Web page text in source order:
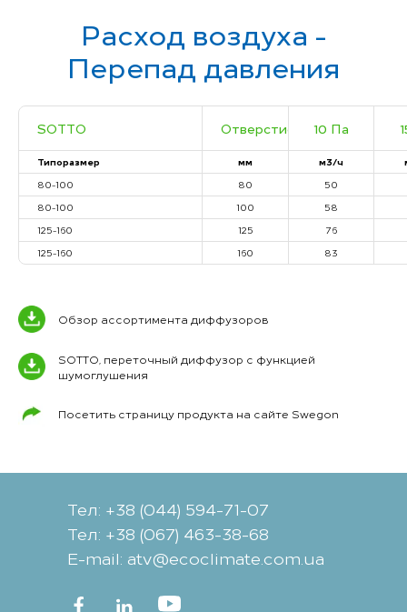
Расход воздуха -
Перепад давления
SOTTO Отверстие 10 Па
Типоразмер мм м3/ч
80-100
80
50
80-100
100
58
125-160
125
76
125-160
160 83
Обзор ассортимента диффузоров
SOTTO, переточный диффузор с функцией
шумоглушения
Посетить страницу продукта на сайте Swegon
Тел: +38 (044) 594-71-07
Тел: +38 (067) 463-38-68
Е-mail: atv@ecoclimate.com.ua